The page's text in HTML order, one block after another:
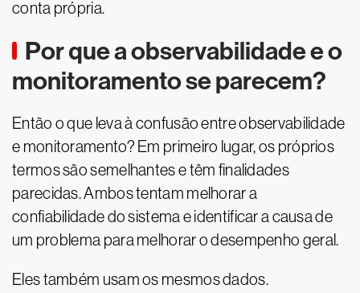
conta própria.
Por que a observabilidade e o
monitoramento se parecem?
Então o que leva à confusão entre observabilidade
e monitoramento? Em primeiro lugar, os próprios
termos são semelhantes e têm finalidades
parecidas. Ambos tentam melhorar a
confiabilidade do sistema e identificar a causa de
um problema para melhorar o desempenho geral.
Eles também usam os mesmos dados.